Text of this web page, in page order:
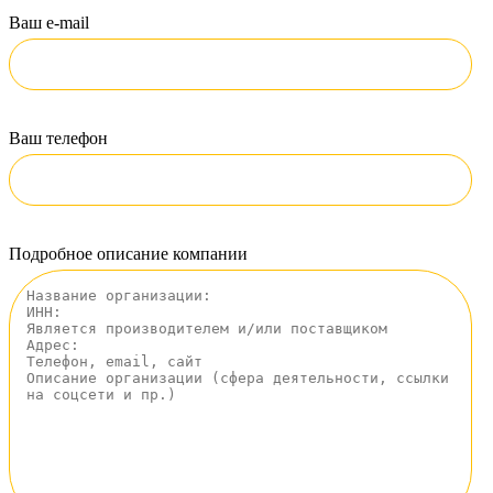
Ваш e-mail
Ваш телефон
Подробное описание компании